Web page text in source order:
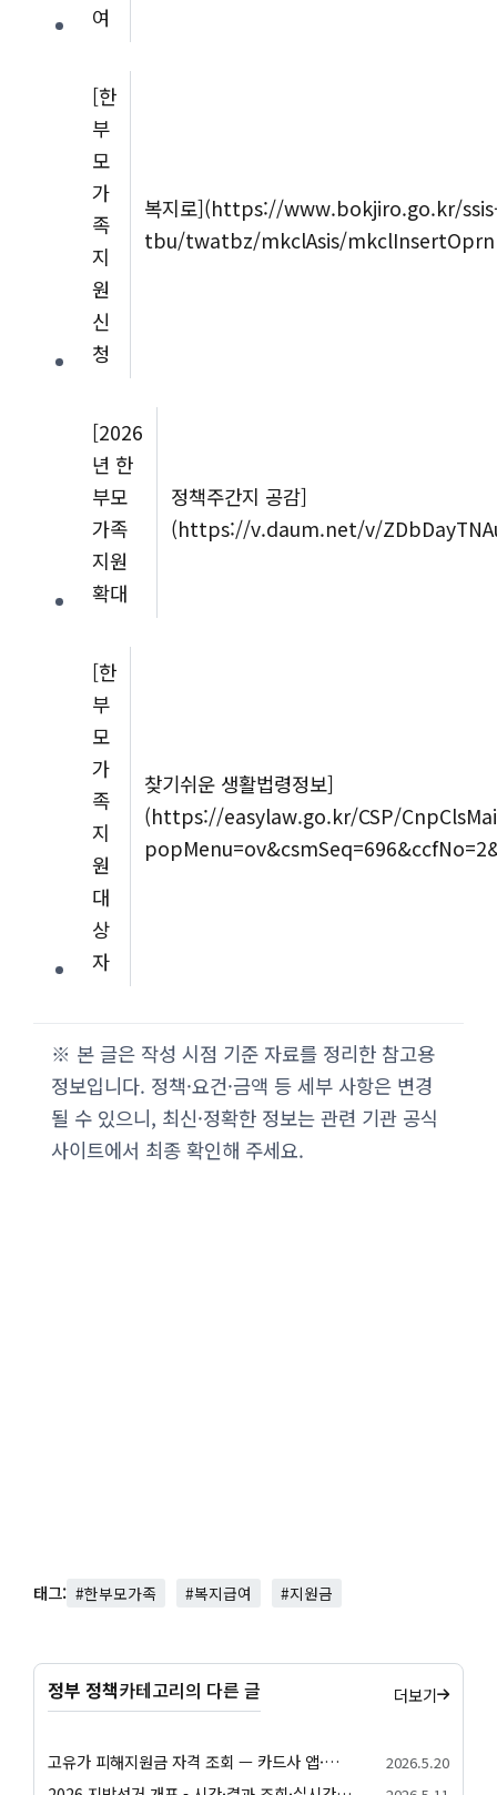
여
[한
부
모
가
족
지
원
신
청
복지로](https://www.bokjiro.go.kr/
tbu/twatbz/mkclAsis/
[2026
년 한
부모
가족
지원
확대
정책주간지 공감]
(https://v.daum.net/v/
[한
부
모
가
족
지
원
대
상
자
찾기쉬운 생활법령정보]
(https://easylaw.go.kr/CSP/
※ 본 글은 작성 시점 기준 자료를 정리한 참고용
정보입니다. 정책·요건·금액 등 세부 사항은 변경
될 수 있으니, 최신·정확한 정보는 관련 기관 공식
사이트에서 최종 확인해 주세요.
태그: #한부모가족 #복지급여 #지원금
정부 정책카테고리의 다른 글 더보기
고유가 피해지원금 자격 조회 — 카드사 앱·정부24·간편 자가진단 방법 정리 2026.5.20